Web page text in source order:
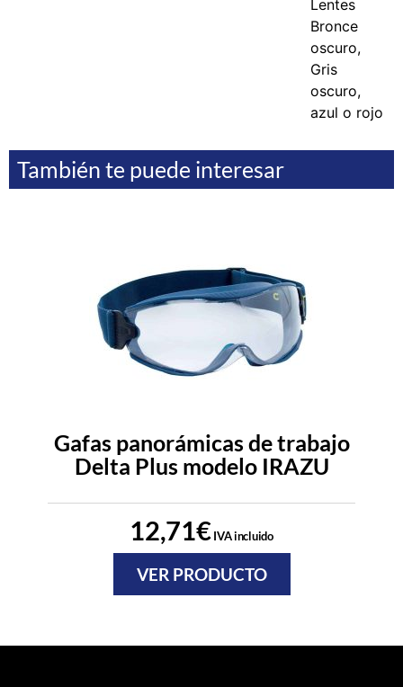
Lentes
Bronce
oscuro,
Gris
oscuro,
azul o rojo
También te puede interesar
Gafas panorámicas de trabajo
Delta Plus modelo IRAZU
12,71€IVA incluido
VER PRODUCTO